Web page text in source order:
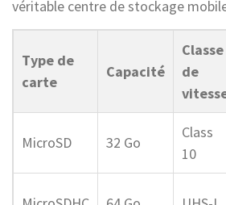
véritable centre de stockage
Type de
carte
Capacité
Classe
de
MicroSD 32 Go
Class
10